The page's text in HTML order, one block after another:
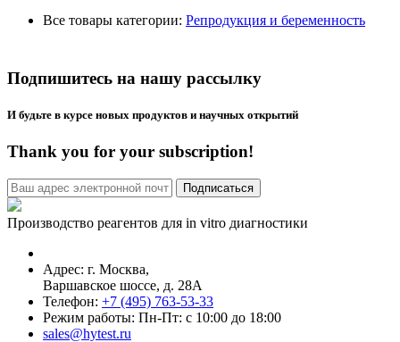
Все товары категории: Репродукция и беременность
Подпишитесь на нашу рассылку
И будьте в курсе новых продуктов и научных открытий
Thank you for your subscription!
Производство реагентов для in vitro диагностики
Адрес: г. Москва,
Варшавское шоссе, д. 28А
Телефон: +7 (495) 763-53-33
Режим работы: Пн-Пт: с 10:00 до 18:00
sales@hytest.ru